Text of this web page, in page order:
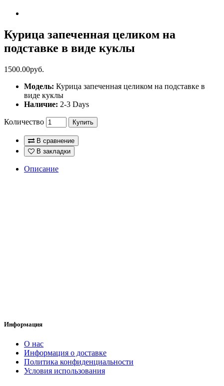
Курица запеченная целиком на
подставке в виде куклы
1500.00руб.
Модель: Курица запеченная целиком на подставке в
виде куклы
Наличие: 2-3 Days
Количество Купить
В сравнение
В закладки
Описание
Информация
O нас
Информация о доставке
Политика конфиденциальности
Условия использования